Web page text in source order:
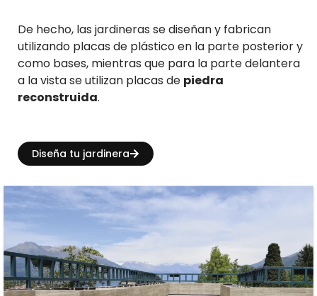
De hecho, las jardineras se diseñan y fabrican
utilizando placas de plástico en la parte posterior y
como bases, mientras que para la parte delantera
a la vista se utilizan placas de piedra
reconstruida.
Diseña tu jardinera